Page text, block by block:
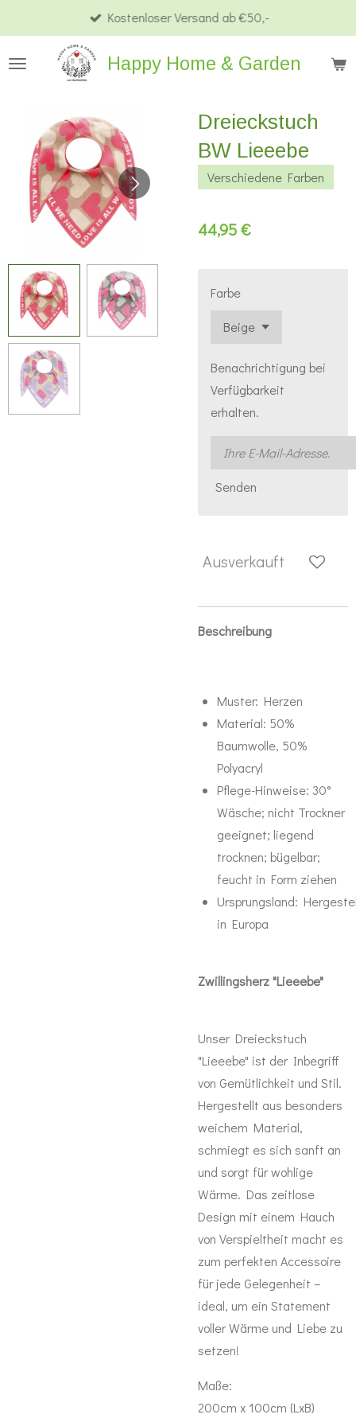
Hauptinhalt
springen
Happy Home & Garden
Kostenloser Versand ab €50,-
Dreieckstuch
BW Lieeebe
Verschiedene Farben
44,95 €
Farbe
Benachrichtigung bei
Verfügbarkeit
erhalten.
Senden
Ausverkauft
Beschreibung
Muster: Herzen
Material: 50%
Baumwolle, 50%
Polyacryl
Pflege-Hinweise: 30°
Wäsche; nicht Trockner
geeignet; liegend
trocknen; bügelbar;
feucht in Form ziehen
Ursprungsland:
in Europa
Zwillingsherz "Lieeebe"
Unser Dreieckstuch
"Lieeebe" ist der Inbegriff
von Gemütlichkeit und Stil.
Hergestellt aus besonders
weichem Material,
schmiegt es sich sanft an
und sorgt für wohlige
Wärme. Das zeitlose
Design mit einem Hauch
von Verspieltheit macht es
zum perfekten Accessoire
für jede Gelegenheit –
ideal, um ein Statement
voller Wärme und Liebe zu
setzen!
Maße:
200cm x 100cm (LxB)